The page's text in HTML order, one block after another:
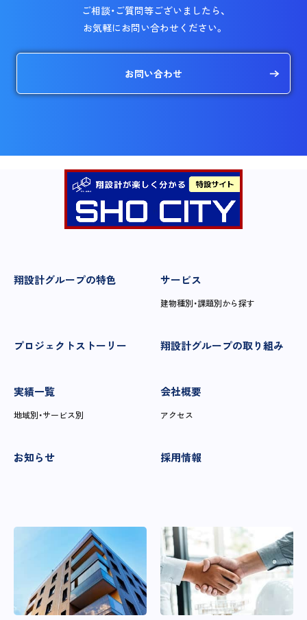
ご相談・ご質問等ございましたら、
お気軽にお問い合わせください。
お問い合わせ
翔設計グループの特色 サービス
建物種別・課題別から探す
プロジェクトストーリー 翔設計グループの取り組み
実績一覧
地域別・サービス別
会社概要
アクセス
お知らせ 採用情報